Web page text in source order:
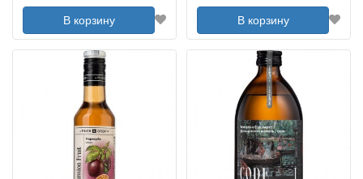
В корзину В корзину